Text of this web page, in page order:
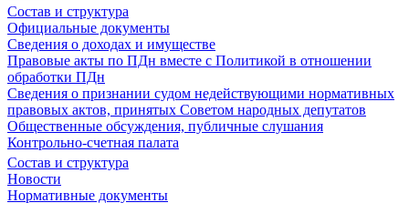
Состав и структура
Официальные документы
Сведения о доходах и имуществе
Правовые акты по ПДн вместе с Политикой в отношении
обработки ПДн
Сведения о признании судом недействующими нормативных
правовых актов, принятых Советом народных депутатов
Общественные обсуждения, публичные слушания
Контрольно-счетная палата
Состав и структура
Новости
Нормативные документы